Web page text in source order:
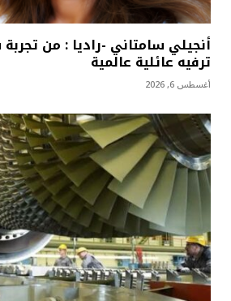
أنجيلي سامتاني -راديا : من
ترفيه عائلية عالمية
أغسطس 6, 2026